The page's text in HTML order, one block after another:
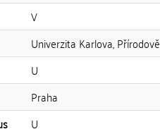
V
Univerzita Karlova,
U
Praha
U